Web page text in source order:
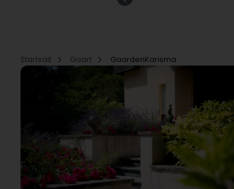
Startsäit Gaart GaardenKarisma